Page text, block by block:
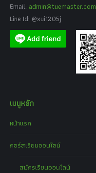
Email: admin@tuemaster.com
Line Id: @xui1205j
เมนูหลัก
หน้าแรก
คอร์สเรียนออนไลน์
สมัครเรียนออนไลน์